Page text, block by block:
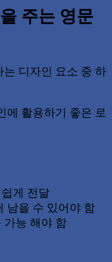
주는 영문
디자인 요소 중 하
에 활용하기 좋은 로
게 전달
남을 수 있어야 함
가능 해야 함